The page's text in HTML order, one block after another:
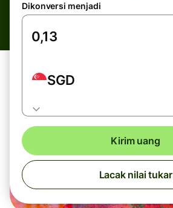
Dikonversi menjadi
SGD
Kirim uang
Lacak nilai tukar